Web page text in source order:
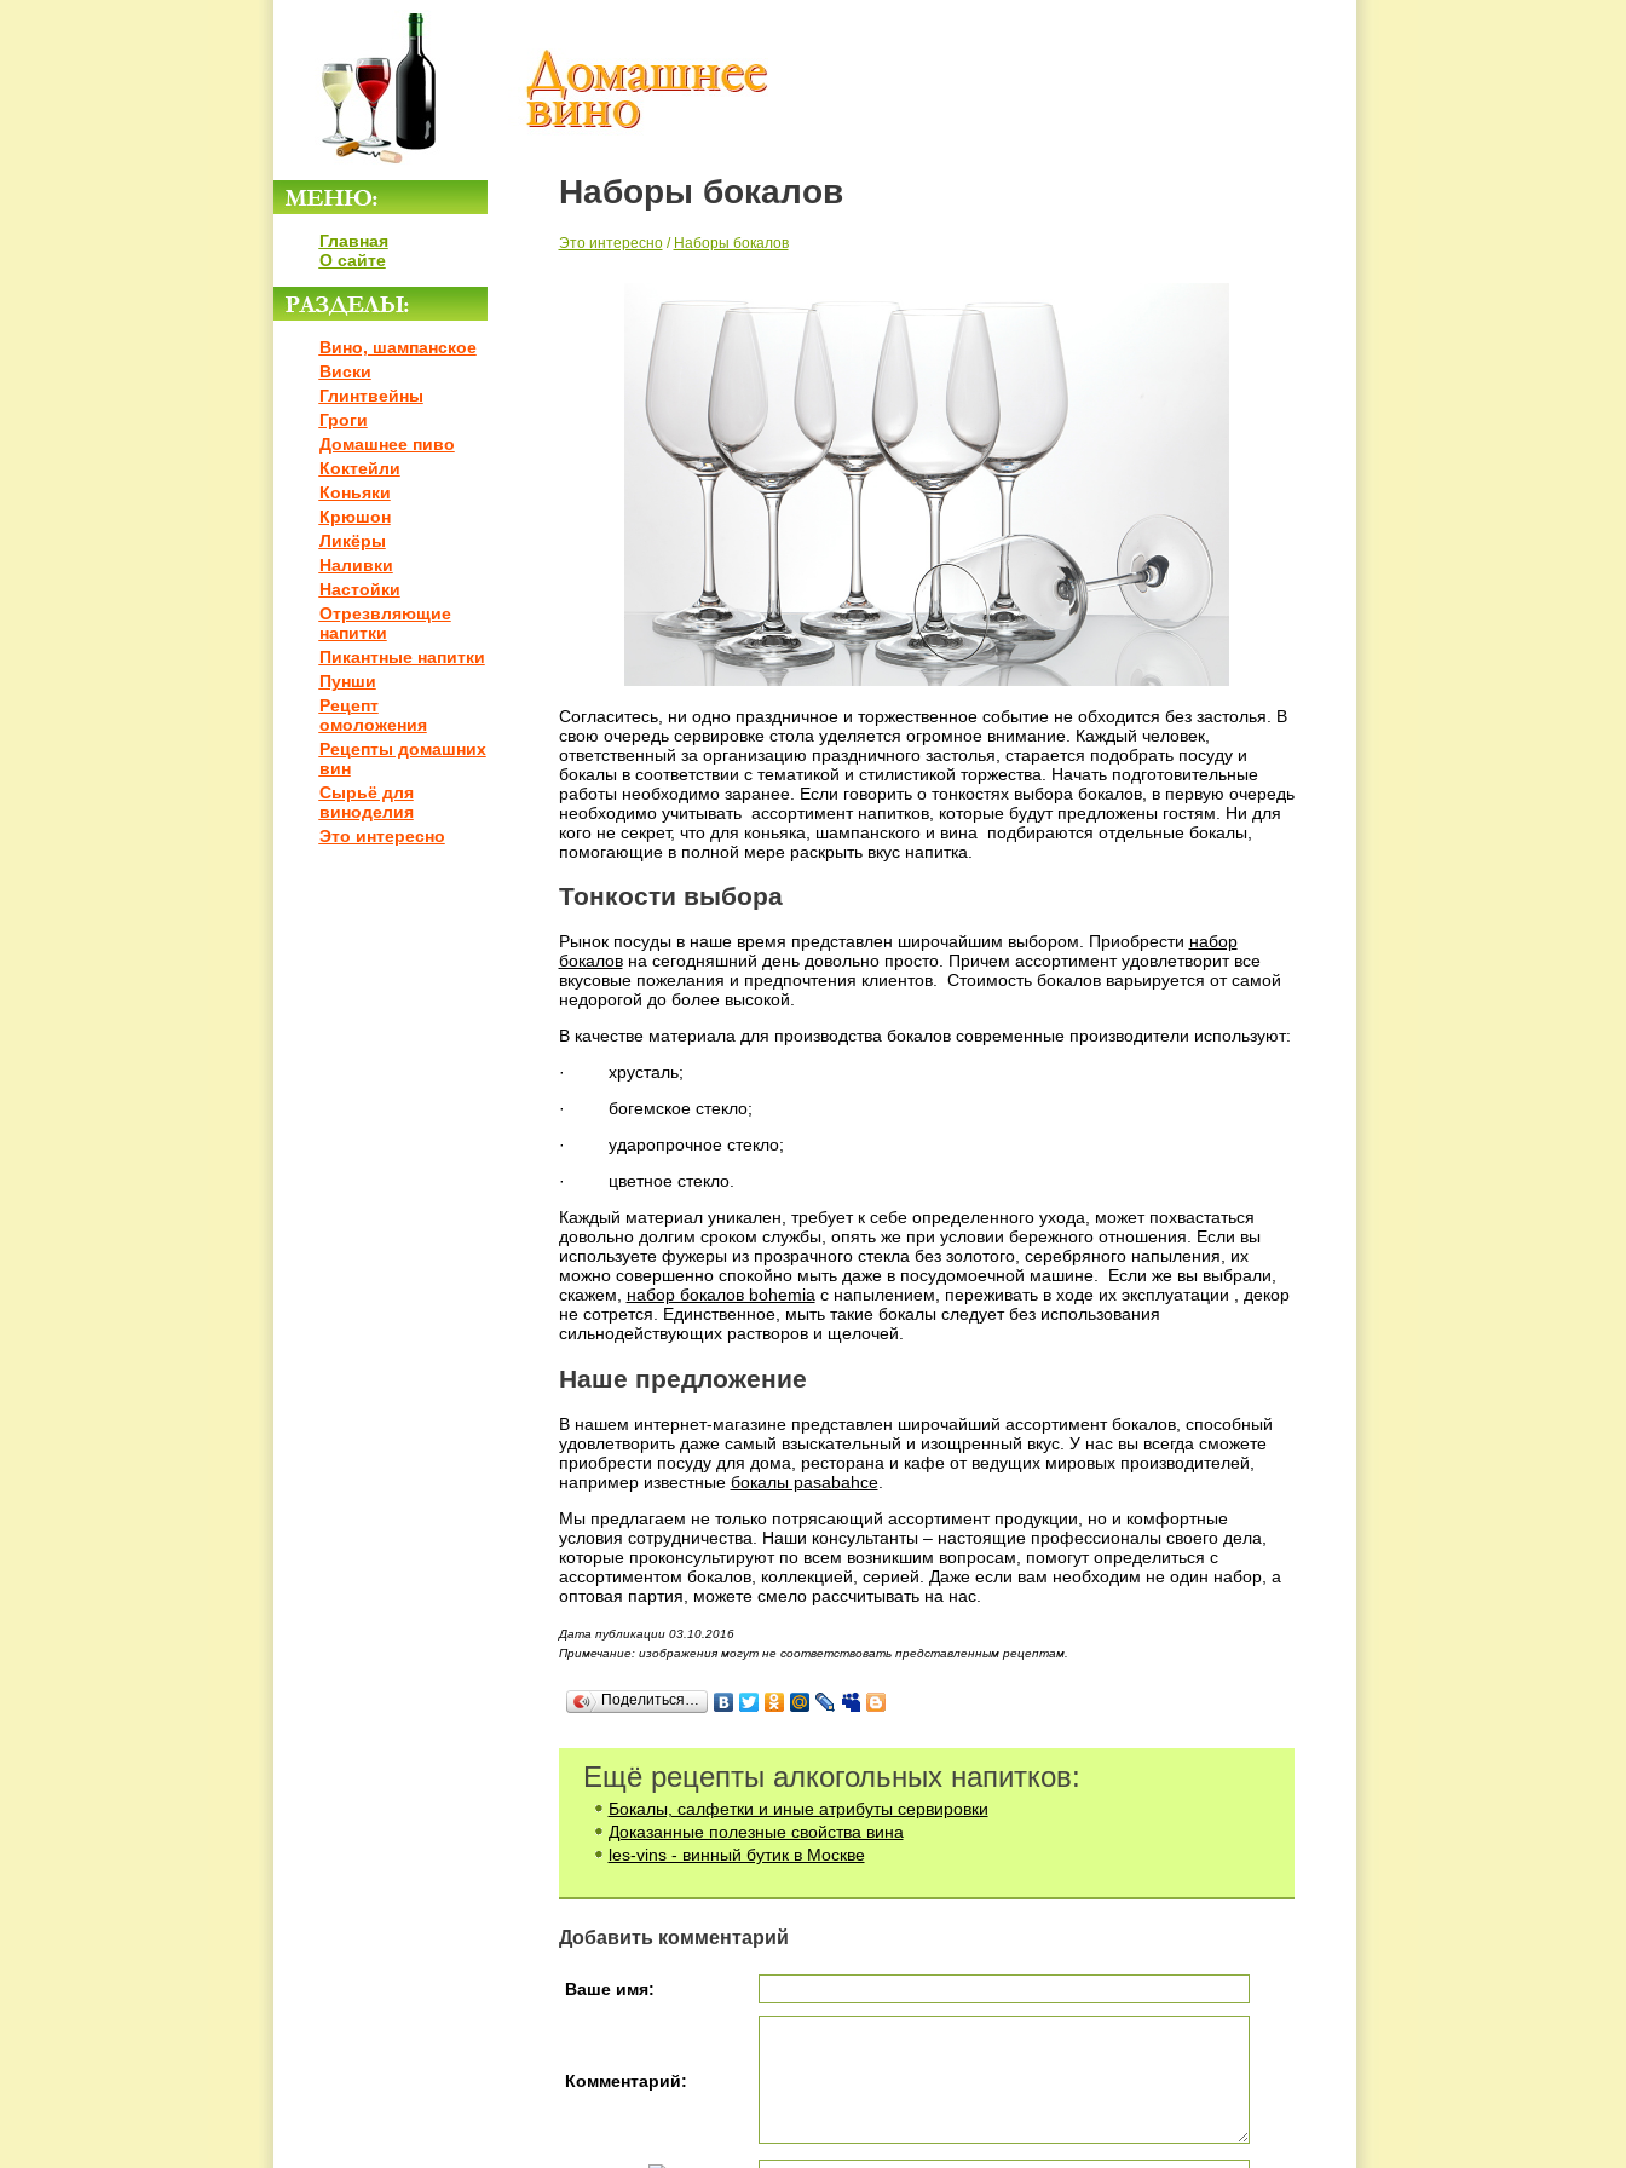
Главная
О сайте
Вино, шампанское
Виски
Глинтвейны
Гроги
Домашнее пиво
Коктейли
Коньяки
Крюшон
Ликёры
Наливки
Настойки
Отрезвляющие
напитки
Пикантные напитки
Пунши
Рецепт
омоложения
Рецепты домашних
вин
Сырьё для
виноделия
Это интересно
Наборы бокалов
Это интересно/ Наборы бокалов
Согласитесь, ни одно праздничное и торжественное событие не обходится без застолья. В
свою очередь сервировке стола уделяется огромное внимание. Каждый человек,
ответственный за организацию праздничного застолья, старается подобрать посуду и
бокалы в соответствии с тематикой и стилистикой торжества. Начать подготовительные
работы необходимо заранее. Если говорить о тонкостях выбора бокалов, в первую очередь
необходимо учитывать ассортимент напитков, которые будут предложены гостям. Ни для
кого не секрет, что для коньяка, шампанского и вина подбираются отдельные бокалы,
помогающие в полной мере раскрыть вкус напитка.
Тонкости выбора
Рынок посуды в наше время представлен широчайшим выбором. Приобрести набор
бокалов на сегодняшний день довольно просто. Причем ассортимент удовлетворит все
вкусовые пожелания и предпочтения клиентов. Стоимость бокалов варьируется от самой
недорогой до более высокой.
В качестве материала для производства бокалов современные производители используют:
· хрусталь;
· богемское стекло;
· ударопрочное стекло;
· цветное стекло.
Каждый материал уникален, требует к себе определенного ухода, может похвастаться
довольно долгим сроком службы, опять же при условии бережного отношения. Если вы
используете фужеры из прозрачного стекла без золотого, серебряного напыления, их
можно совершенно спокойно мыть даже в посудомоечной машине. Если же вы выбрали,
скажем, набор бокалов bohemia с напылением, переживать в ходе их эксплуатации , декор
не сотрется. Единственное, мыть такие бокалы следует без использования
сильнодействующих растворов и щелочей.
Наше предложение
В нашем интернет-магазине представлен широчайший ассортимент бокалов, способный
удовлетворить даже самый взыскательный и изощренный вкус. У нас вы всегда сможете
приобрести посуду для дома, ресторана и кафе от ведущих мировых производителей,
например известные бокалы pasabahce.
Мы предлагаем не только потрясающий ассортимент продукции, но и комфортные
условия сотрудничества. Наши консультанты – настоящие профессионалы своего дела,
которые проконсультируют по всем возникшим вопросам, помогут определиться с
ассортиментом бокалов, коллекцией, серией. Даже если вам необходим не один набор, а
оптовая партия, можете смело рассчитывать на нас.
Дата публикации 03.10.2016
Примечание: изображения могут не соответствовать представленным рецептам.
Поделиться…
Ещё рецепты алкогольных напитков:
Бокалы, салфетки и иные атрибуты сервировки
Доказанные полезные свойства вина
les-vins - винный бутик в Москве
Добавить комментарий
Ваше имя:
Комментарий: